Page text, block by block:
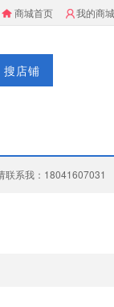
商城首页 我的商城
搜店铺
联系我：18041607031